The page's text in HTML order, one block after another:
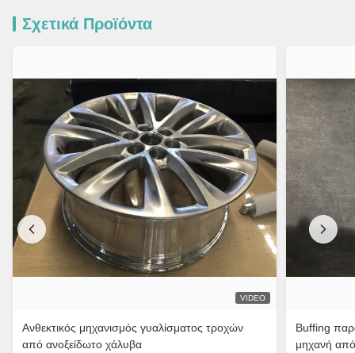
Σχετικά Προϊόντα
VIDEO
Ανθεκτικός μηχανισμός γυαλίσματος τροχών
από ανοξείδωτο χάλυβα
Buffing
μηχανή